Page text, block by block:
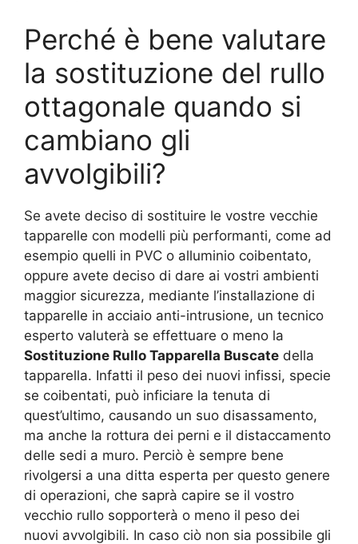
Perché è bene valutare
la sostituzione del rullo
ottagonale quando si
cambiano gli
avvolgibili?
Se avete deciso di sostituire le vostre vecchie
tapparelle con modelli più performanti, come ad
esempio quelli in PVC o alluminio coibentato,
oppure avete deciso di dare ai vostri ambienti
maggior sicurezza, mediante l’installazione di
tapparelle in acciaio anti-intrusione, un tecnico
esperto valuterà se effettuare o meno la
Sostituzione Rullo Tapparella Buscate della
tapparella. Infatti il peso dei nuovi infissi, specie
se coibentati, può inficiare la tenuta di
quest’ultimo, causando un suo disassamento,
ma anche la rottura dei perni e il distaccamento
delle sedi a muro. Perciò è sempre bene
rivolgersi a una ditta esperta per questo genere
di operazioni, che saprà capire se il vostro
vecchio rullo sopporterà o meno il peso dei
nuovi avvolgibili. In caso ciò non sia possibile gli